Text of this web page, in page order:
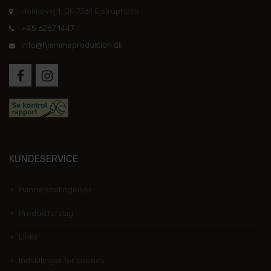
Holmevej 1, DK-7361 Ejstrupholm
+45 6267 1447
info@hjemmeproduktion.dk
KUNDESERVICE
Handelsbetingelser
Produktforslag
Indstillinger for cookies